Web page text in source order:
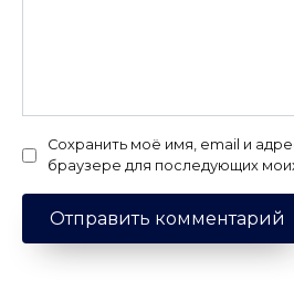
Сохранить моё имя, email и
браузере для последующих